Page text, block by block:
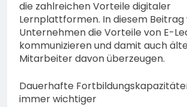
die zahlreichen Vorteile digitaler
Lernplattformen. In diesem
Unternehmen die Vorteile von E-
kommunizieren und damit auch
Mitarbeiter davon überzeugen.
Dauerhafte
immer wichtiger